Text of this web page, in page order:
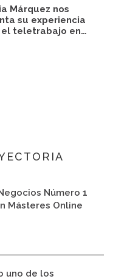
Márquez nos
su experiencia
el teletrabajo en…
Número 1
Másteres Online
uno de los